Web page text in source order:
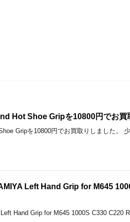
Hot Shoe Gripを10800円でお買
Gripを10800円でお買取りしました。
Left Hand Grip for M645
Hand Grip for M645 1000S C330